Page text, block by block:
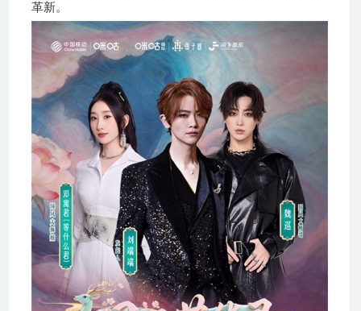
革新。